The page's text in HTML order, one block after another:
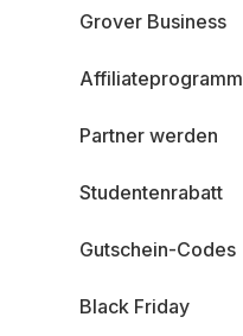
Grover Business
Affiliateprogramm
Partner werden
Studentenrabatt
Gutschein-Codes
Black Friday